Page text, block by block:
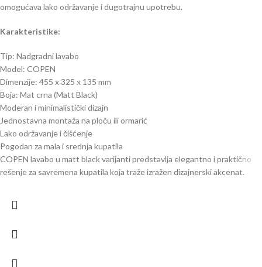
omogućava lako održavanje i dugotrajnu upotrebu.
Karakteristike:
Tip: Nadgradni lavabo
Model: COPEN
Dimenzije: 455 x 325 x 135 mm
Boja: Mat crna (Matt Black)
Moderan i minimalistički dizajn
Jednostavna montaža na ploču ili ormarić
Lako održavanje i čišćenje
Pogodan za mala i srednja kupatila
COPEN lavabo u matt black varijanti predstavlja elegantno i praktično
rešenje za savremena kupatila koja traže izražen dizajnerski akcenat.